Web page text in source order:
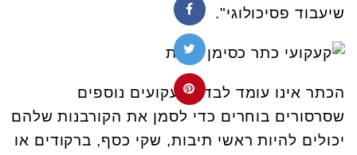
שיעבוד פסיכולוגי".
הכתר אינו עומד לבדו. קעקועים נוספים
שסרסורים בוחרים כדי לסמן את הקורבנות שלהם
יכולים להיות ראשי תיבות, שקי כסף, ברקודים או